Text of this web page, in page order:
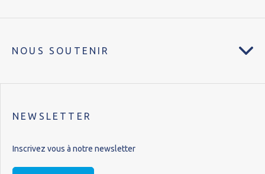
NOUS SOUTENIR
NEWSLETTER
Inscrivez vous à notre newsletter